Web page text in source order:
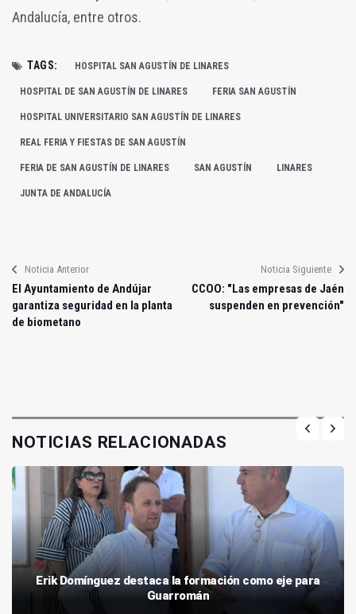
Andalucía, entre otros.
TAGS: HOSPITAL SAN AGUSTÍN DE LINARES
HOSPITAL DE SAN AGUSTÍN DE LINARES FERIA SAN AGUSTÍN
HOSPITAL UNIVERSITARIO SAN AGUSTÍN DE LINARES
REAL FERIA Y FIESTAS DE SAN AGUSTÍN
FERIA DE SAN AGUSTÍN DE LINARES SAN AGUSTÍN LINARES
JUNTA DE ANDALUCÍA
Noticia Anterior
El Ayuntamiento de Andújar
garantiza seguridad en la planta
de biometano
Noticia Siguiente
CCOO: "Las empresas de Jaén
suspenden en prevención"
NOTICIAS RELACIONADAS
Erik Domínguez destaca la formación como eje para
Guarromán